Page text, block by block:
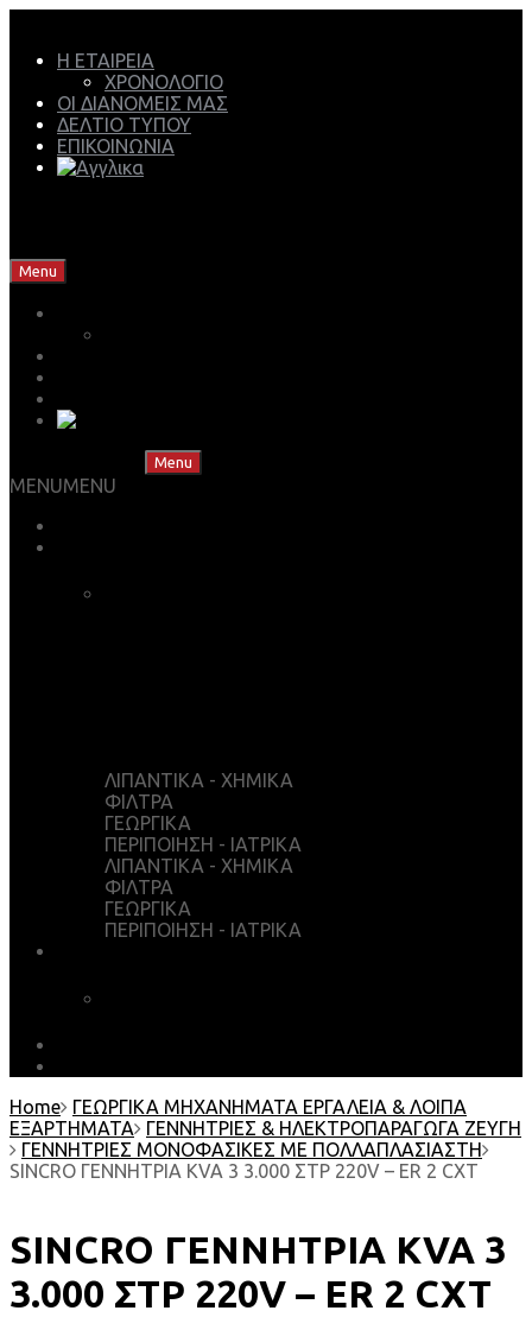
Η ΕΤΑΙΡΕΙΑ
ΧΡΟΝΟΛΟΓΙΟ
ΟΙ ΔΙΑΝΟΜΕΙΣ ΜΑΣ
ΔΕΛΤΙΟ ΤΥΠΟΥ
ΕΠΙΚΟΙΝΩΝΙΑ
Menu
Menu
MENUMENU
ΛΙΠΑΝΤΙΚΑ - ΧΗΜΙΚΑ
ΦΙΛΤΡΑ
ΓΕΩΡΓΙΚΑ
ΠΕΡΙΠΟΙΗΣΗ - ΙΑΤΡΙΚΑ
ΛΙΠΑΝΤΙΚΑ - ΧΗΜΙΚΑ
ΦΙΛΤΡΑ
ΓΕΩΡΓΙΚΑ
ΠΕΡΙΠΟΙΗΣΗ - ΙΑΤΡΙΚΑ
Home
ΓΕΩΡΓΙΚΑ ΜΗΧΑΝΗΜΑΤΑ ΕΡΓΑΛΕΙΑ & ΛΟΙΠΑ
ΕΞΑΡΤΗΜΑΤΑ
ΓΕΝΝΗΤΡΙΕΣ & ΗΛΕΚΤΡΟΠΑΡΑΓΩΓΑ ΖΕΥΓΗ
ΓΕΝΝΗΤΡΙΕΣ ΜΟΝΟΦΑΣΙΚΕΣ ΜΕ ΠΟΛΛΑΠΛΑΣΙΑΣΤΗ
SINCRO ΓΕΝΝΗΤΡΙΑ KVA 3 3.000 ΣΤΡ 220V – ER 2 CXT
SINCRO ΓΕΝΝΗΤΡΙΑ KVA 3
3.000 ΣΤΡ 220V – ER 2 CXT